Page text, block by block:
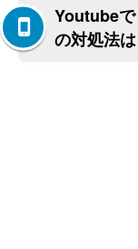
Youtubeで
の対処法は